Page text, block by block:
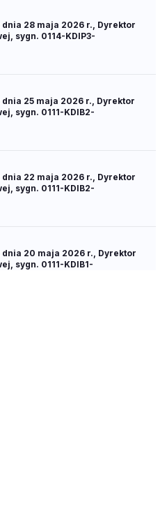
28 maja 2026 r., Dyrektor
sygn. 0114-KDIP3-
25 maja 2026 r., Dyrektor
sygn. 0111-KDIB2-
22 maja 2026 r., Dyrektor
sygn. 0111-KDIB2-
20 maja 2026 r., Dyrektor
sygn. 0111-KDIB1-